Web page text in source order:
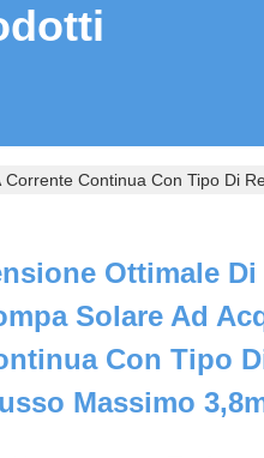
Continua Con Tipo Di
Ottimale
Solare Ad
Con Tipo
Massimo